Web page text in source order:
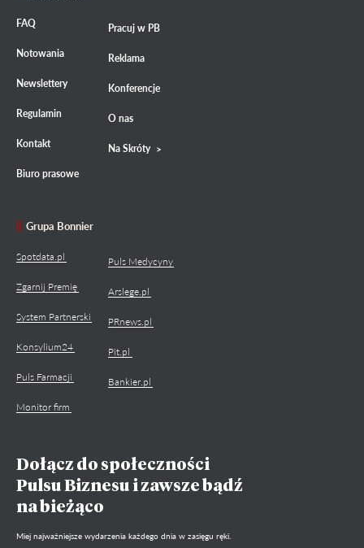
FAQ
Notowania
Newslettery
Regulamin
Kontakt
Biuro prasowe
Pracuj w PB
Reklama
Konferencje
O nas
Na Skróty
Grupa Bonnier
Spotdata.pl
Zgarnij Premię
System Partnerski
Konsylium24
Puls Farmacji
Monitor firm
Puls Medycyny
Arslege.pl
PRnews.pl
Pit.pl
Bankier.pl
Dołącz do społeczności
Pulsu Biznesu i zawsze bądź
na bieżąco
Miej najważniejsze wydarzenia każdego dnia w zasięgu ręki.